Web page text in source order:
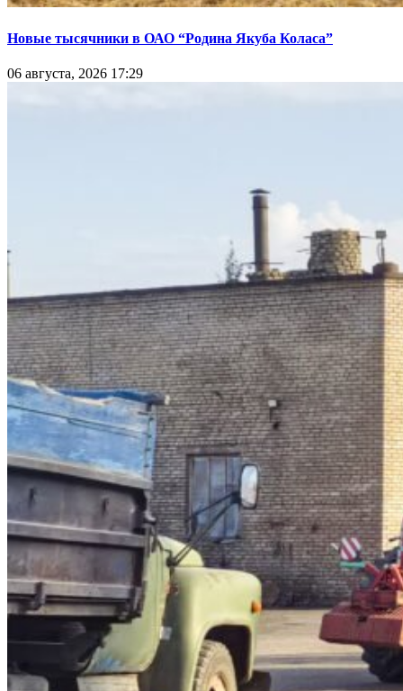
Новые тысячники в ОАО “Родина Якуба Коласа”
06 августа, 2026 17:29